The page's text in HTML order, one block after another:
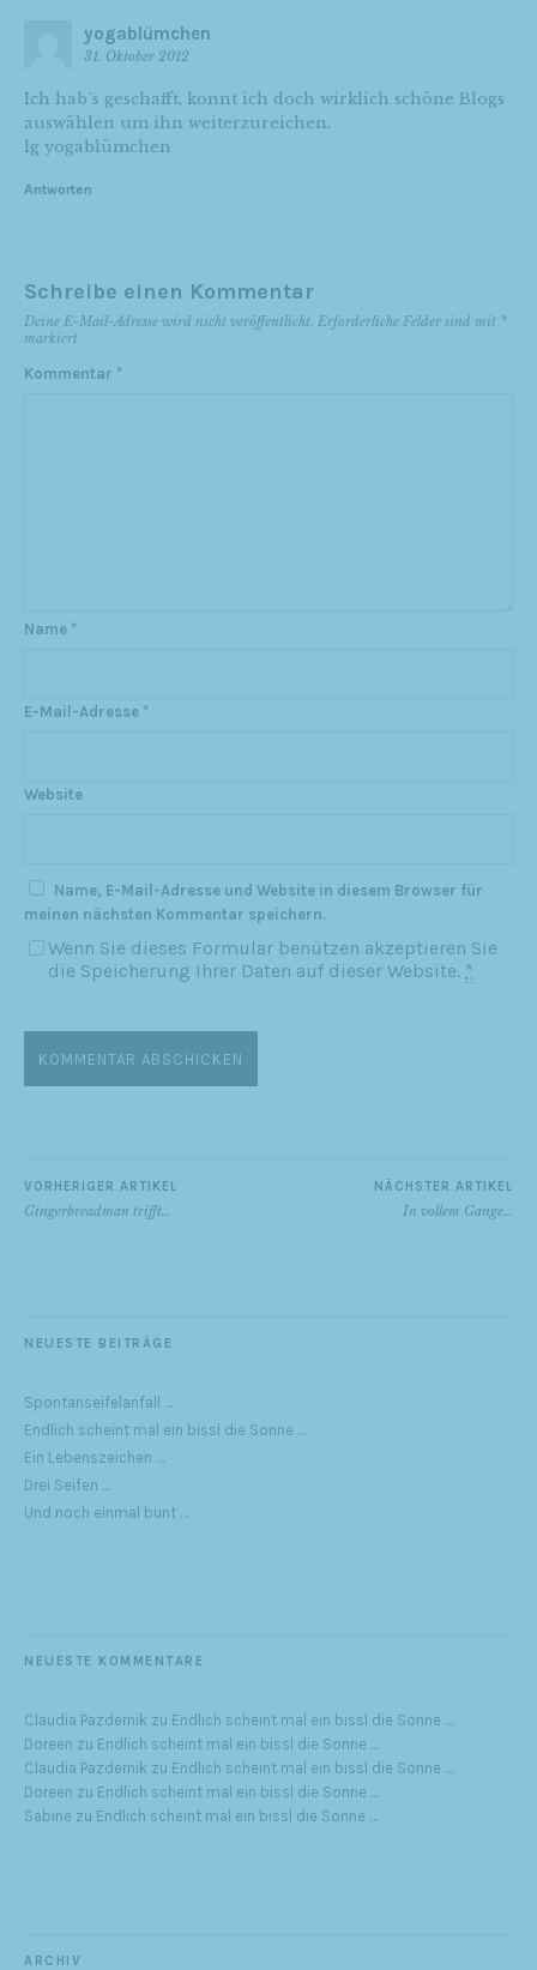
yogablümchen
31. Oktober 2012
Ich hab´s geschafft, konnt ich doch wirklich schöne Blogs
auswählen um ihn weiterzureichen.
lg yogablümchen
Antworten
Schreibe einen Kommentar
Deine E-Mail-Adresse wird nicht veröffentlicht. Erforderliche Felder sind mit *
markiert
Kommentar *
Name *
E-Mail-Adresse *
Website
Name, E-Mail-Adresse und Website in diesem Browser für
meinen nächsten Kommentar speichern.
Wenn Sie dieses Formular benützen akzeptieren Sie
die Speicherung Ihrer Daten auf dieser Website. *
VORHERIGER ARTIKEL
Gingerbreadman trifft…
NÄCHSTER ARTIKEL
In vollem Gange…
NEUESTE BEITRÄGE
Spontanseifelanfall …
Endlich scheint mal ein bissl die Sonne …
Ein Lebenszeichen …
Drei Seifen …
Und noch einmal bunt …
NEUESTE KOMMENTARE
Claudia Pazdernik zu Endlich scheint mal ein bissl die Sonne …
Doreen zu Endlich scheint mal ein bissl die Sonne …
Claudia Pazdernik zu Endlich scheint mal ein bissl die Sonne …
Doreen zu Endlich scheint mal ein bissl die Sonne …
Sabine zu Endlich scheint mal ein bissl die Sonne …
ARCHIV